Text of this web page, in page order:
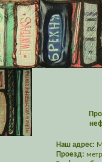
Наш адрес:
Проезд: